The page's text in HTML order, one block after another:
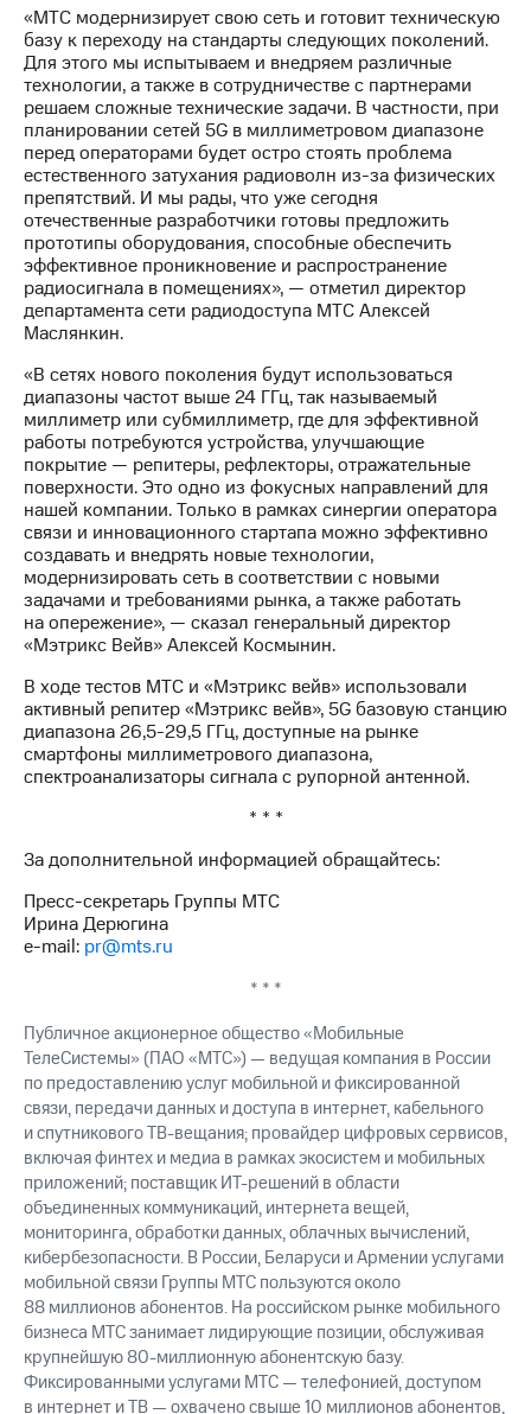
регионе
и акционерам
Корпоративное
управление
Корпоративный
секретарь
Раскрытие
информации
Информация
акционерам
Документы
ПАО
"МТС"
акционеров
Личный
кабинет
акционера
Акционерный
капитал
Контроль
и
аудит
Рынок
акций
Описание
приобретения
Порядок
выкупа
акций
Дивиденды
Описание
Еврооблигации-2023
Уведомление
о
погашении
Другое
Регистратор
Реквизиты
Контакты
развитие
деловая этика
На главную
«МТС модернизирует свою сеть и готовит техническую
базу к переходу на стандарты следующих поколений.
Для этого мы испытываем и внедряем различные
технологии, а также в сотрудничестве с партнерами
решаем сложные технические задачи. В частности, при
планировании сетей 5G в миллиметровом диапазоне
перед операторами будет остро стоять проблема
естественного затухания радиоволн из-за физических
препятствий. И мы рады, что уже сегодня
отечественные разработчики готовы предложить
прототипы оборудования, способные обеспечить
эффективное проникновение и распространение
радиосигнала в помещениях», — отметил директор
департамента сети радиодоступа МТС Алексей
Маслянкин.
«В сетях нового поколения будут использоваться
диапазоны частот выше 24 ГГц, так называемый
миллиметр или субмиллиметр, где для эффективной
работы потребуются устройства, улучшающие
покрытие — репитеры, рефлекторы, отражательные
поверхности. Это одно из фокусных направлений для
нашей компании. Только в рамках синергии оператора
связи и инновационного стартапа можно эффективно
создавать и внедрять новые технологии,
модернизировать сеть в соответствии с новыми
задачами и требованиями рынка, а также работать
на опережение», — сказал генеральный директор
«Мэтрикс Вейв» Алексей Космынин.
В ходе тестов МТС и «Мэтрикс вейв» использовали
активный репитер «Мэтрикс вейв», 5G базовую станцию
диапазона 26,5-29,5 ГГц, доступные на рынке
смартфоны миллиметрового диапазона,
спектроанализаторы сигнала с рупорной антенной.
* * *
За дополнительной информацией обращайтесь:
Пресс-секретарь Группы МТС
Ирина Дерюгина
e-mail: pr@mts.ru
* * *
Публичное акционерное общество «Мобильные
ТелеСистемы» (ПАО «МТС») — ведущая компания в России
по предоставлению услуг мобильной и фиксированной
связи, передачи данных и доступа в интернет, кабельного
и спутникового ТВ-вещания; провайдер цифровых сервисов,
включая финтех и медиа в рамках экосистем и мобильных
приложений; поставщик ИТ-решений в области
объединенных коммуникаций, интернета вещей,
мониторинга, обработки данных, облачных вычислений,
кибербезопасности. В России, Беларуси и Армении услугами
мобильной связи Группы МТС пользуются около
88 миллионов абонентов. На российском рынке мобильного
бизнеса МТС занимает лидирующие позиции, обслуживая
крупнейшую 80-миллионную абонентскую базу.
Фиксированными услугами МТС — телефонией, доступом
в интернет и ТВ — охвачено свыше 10 миллионов абонентов,